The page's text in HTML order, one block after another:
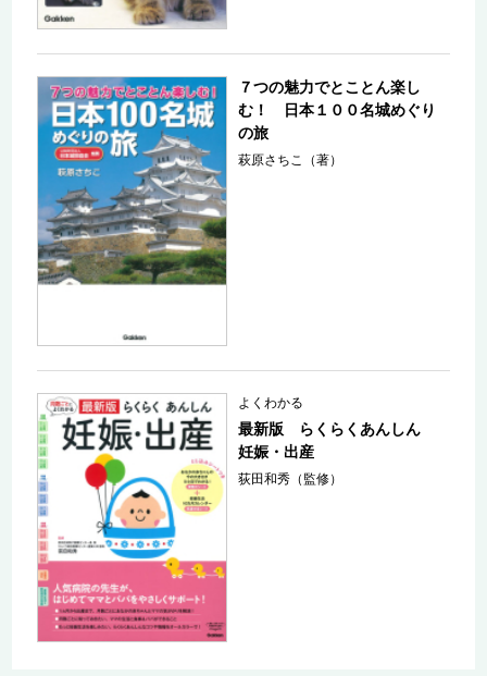
７つの魅力でとことん楽し
む！ 日本１００名城めぐり
の旅
萩原さちこ（著）
よくわかる
最新版 らくらくあんしん
妊娠・出産
荻田和秀（監修）